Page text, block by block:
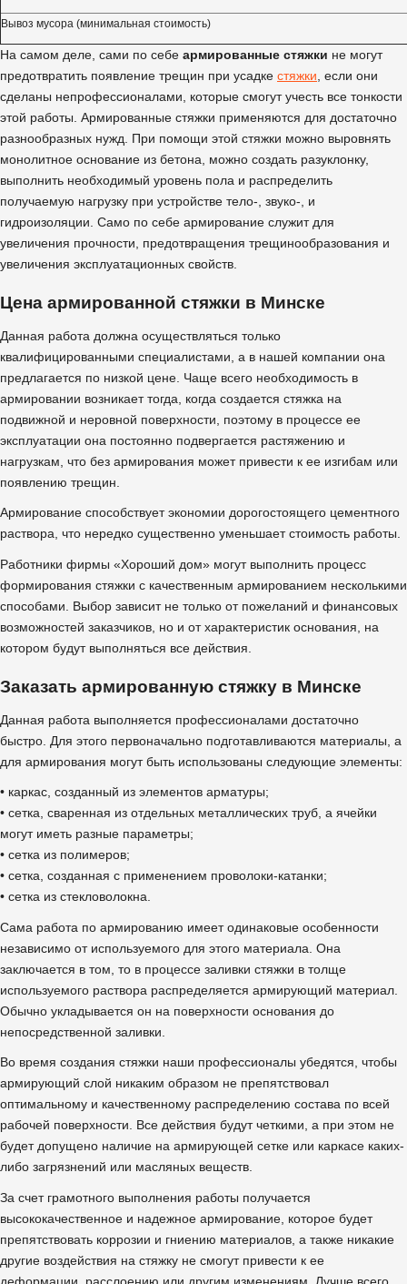
Вывоз мусора (минимальная стоимость)
На самом деле, сами по себе армированные стяжки не могут
предотвратить появление трещин при усадке стяжки , если они
сделаны непрофессионалами, которые смогут учесть все тонкости
этой работы. Армированные стяжки применяются для достаточно
разнообразных нужд. При помощи этой стяжки можно выровнять
монолитное основание из бетона, можно создать разуклонку,
выполнить необходимый уровень пола и распределить
получаемую нагрузку при устройстве тело-, звуко-, и
гидроизоляции. Само по себе армирование служит для
увеличения прочности, предотвращения трещинообразования и
увеличения эксплуатационных свойств.
Цена армированной стяжки в Минске
Данная работа должна осуществляться только
квалифицированными специалистами, а в нашей компании она
предлагается по низкой цене. Чаще всего необходимость в
армировании возникает тогда, когда создается стяжка на
подвижной и неровной поверхности, поэтому в процессе ее
эксплуатации она постоянно подвергается растяжению и
нагрузкам, что без армирования может привести к ее изгибам или
появлению трещин.
Армирование способствует экономии дорогостоящего цементного
раствора, что нередко существенно уменьшает стоимость работы.
Работники фирмы «Хороший дом» могут выполнить процесс
формирования стяжки с качественным армированием несколькими
способами. Выбор зависит не только от пожеланий и финансовых
возможностей заказчиков, но и от характеристик основания, на
котором будут выполняться все действия.
Заказать армированную стяжку в Минске
Данная работа выполняется профессионалами достаточно
быстро. Для этого первоначально подготавливаются материалы, а
для армирования могут быть использованы следующие элементы:
• каркас, созданный из элементов арматуры;
• сетка, сваренная из отдельных металлических труб, а ячейки
могут иметь разные параметры;
• сетка из полимеров;
• сетка, созданная с применением проволоки-катанки;
• сетка из стекловолокна.
Сама работа по армированию имеет одинаковые особенности
независимо от используемого для этого материала. Она
заключается в том, то в процессе заливки стяжки в толще
используемого раствора распределяется армирующий материал.
Обычно укладывается он на поверхности основания до
непосредственной заливки.
Во время создания стяжки наши профессионалы убедятся, чтобы
армирующий слой никаким образом не препятствовал
оптимальному и качественному распределению состава по всей
рабочей поверхности. Все действия будут четкими, а при этом не
будет допущено наличие на армирующей сетке или каркасе каких-
либо загрязнений или масляных веществ.
За счет грамотного выполнения работы получается
высококачественное и надежное армирование, которое будет
препятствовать коррозии и гниению материалов, а также никакие
другие воздействия на стяжку не смогут привести к ее
деформации, расслоению или другим изменениям. Лучше всего